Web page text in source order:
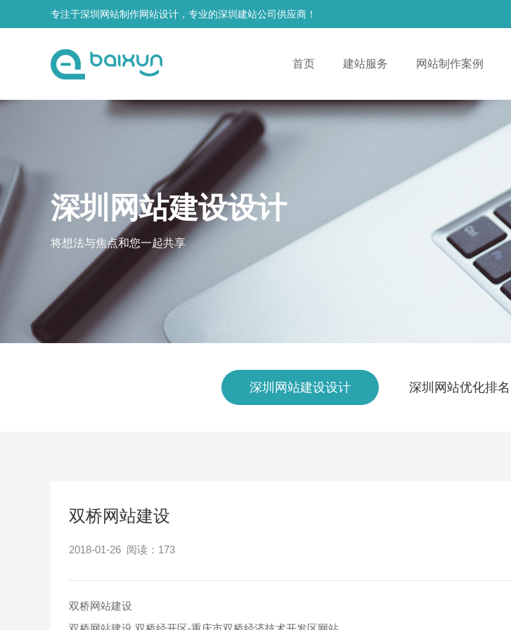
专注于深圳网站制作网站设计，专业的深圳建站公司供应商！
首页 建站服务 网站制作案例
深圳网站建设设计
将想法与焦点和您一起共享
深圳网站建设设计 深圳网站优化排名
双桥网站建设
2018-01-26 阅读： 173
双桥网站建设